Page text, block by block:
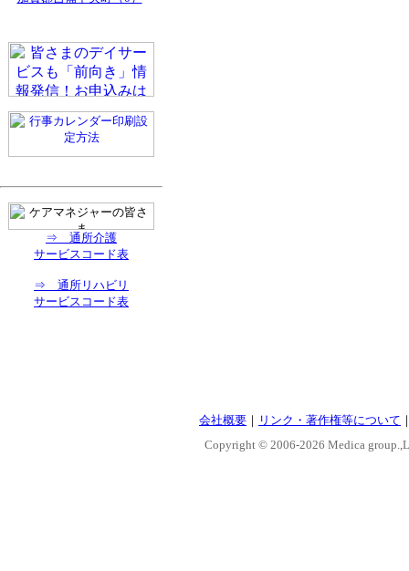
⇒ 通所介護
サービスコード表
⇒ 通所リハビリ
サービスコード表
会社概要 ｜ リンク・著作権等について
Copyright © 2006-2026 Medica